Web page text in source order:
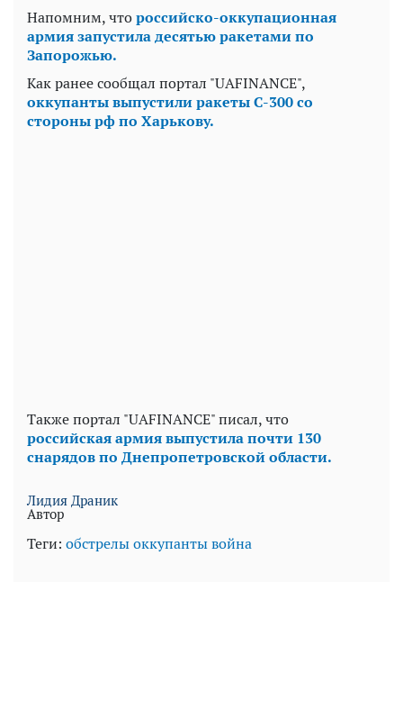
Напомним, чтороссийско-оккупационная
армия запустила десятью ракетами по
Запорожью.
Как ранее сообщал портал "UAFINANCE",
оккупанты выпустили ракеты С-300 со
стороны рф по Харькову.
Также портал "UAFINANCE" писал, что
российская армия выпустила почти 130
снарядов по Днепропетровской области.
Лидия Драник
Автор
Теги: обстрелыоккупантывойна